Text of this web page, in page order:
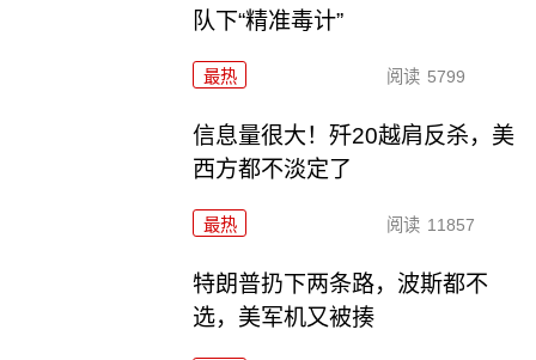
队下“精准毒计”
最热 阅读 5799
信息量很大！歼20越肩反杀，美
西方都不淡定了
最热 阅读 11857
特朗普扔下两条路，波斯都不
选，美军机又被揍